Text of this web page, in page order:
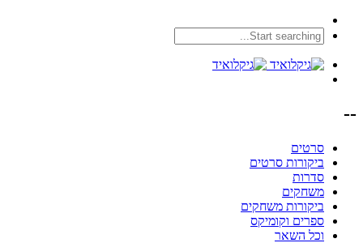
--
סרטים
ביקורות סרטים
סדרות
משחקים
ביקורות משחקים
ספרים וקומיקס
וכל השאר